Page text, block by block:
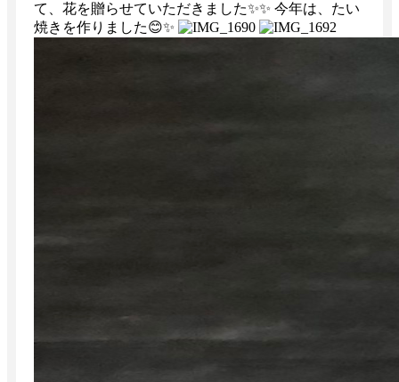
て、花を贈らせていただきました✨✨ 今年は、たい
焼きを作りました😊✨